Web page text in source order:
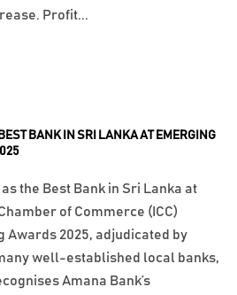
BANK IN SRI LANKA AT EMERGING
the Best Bank in Sri Lanka at
of Commerce (ICC)
Awards 2025, adjudicated by
well-established local banks,
Amana Bank’s
Profit...